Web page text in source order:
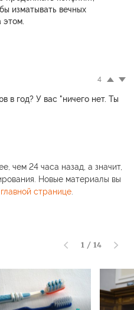
изматывать вечных
этом.
4
в год? У вас "ничего нет. Ты
чем 24 часа назад, а значит,
Новые материалы вы
главной странице.
1 / 14